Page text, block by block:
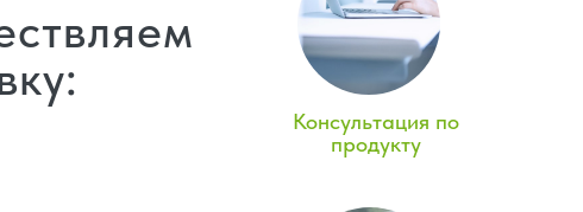
Консультация по
продукту